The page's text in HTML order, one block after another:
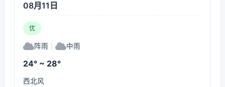
08月11日
优
阵雨 中雨
24° ~ 28°
西北风